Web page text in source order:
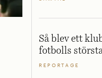
Så blev ett
fotbolls
REPORTAGE